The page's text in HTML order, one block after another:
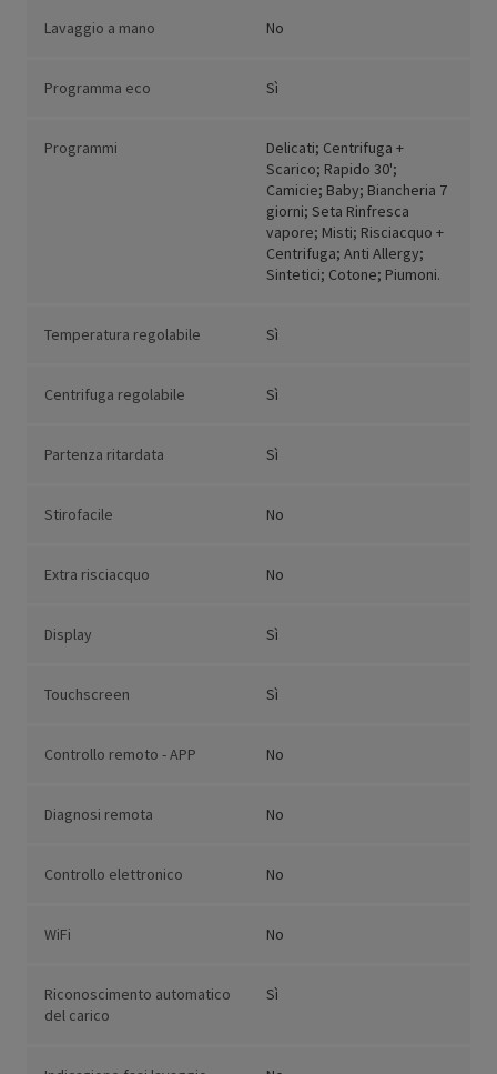
Lavaggio a mano No
Programma eco Sì
Programmi
Delicati; Centrifuga +
Scarico; Rapido 30';
Camicie; Baby; Biancheria 7
giorni; Seta Rinfresca
vapore; Misti; Risciacquo +
Centrifuga; Anti Allergy;
Sintetici; Cotone; Piumoni.
Temperatura regolabile Sì
Centrifuga regolabile Sì
Partenza ritardata Sì
Stirofacile No
Extra risciacquo No
Display Sì
Touchscreen Sì
Controllo remoto - APP No
Diagnosi remota No
Controllo elettronico No
WiFi No
Riconoscimento automatico
del carico
Sì